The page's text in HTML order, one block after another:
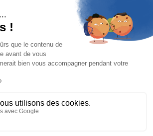
Catulle Mendès 75017 paris
+33 (0)4 42 108 108
PRENDS RENDEZ-VOUS
MON COMPTE
© 2026 – Tous droits réservés
et réalisation :